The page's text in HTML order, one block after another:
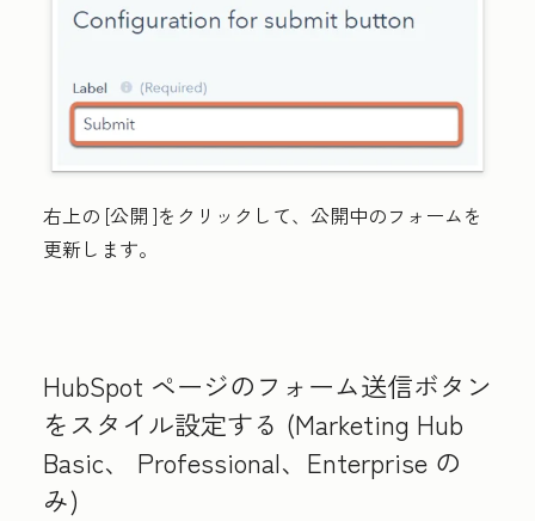
右上の [公開 ]をクリックして、公開中のフォームを
更新します。
HubSpot ページのフォーム送信ボタン
をスタイル設定する (Marketing Hub
Basic、 Professional、 Enterprise の
み)